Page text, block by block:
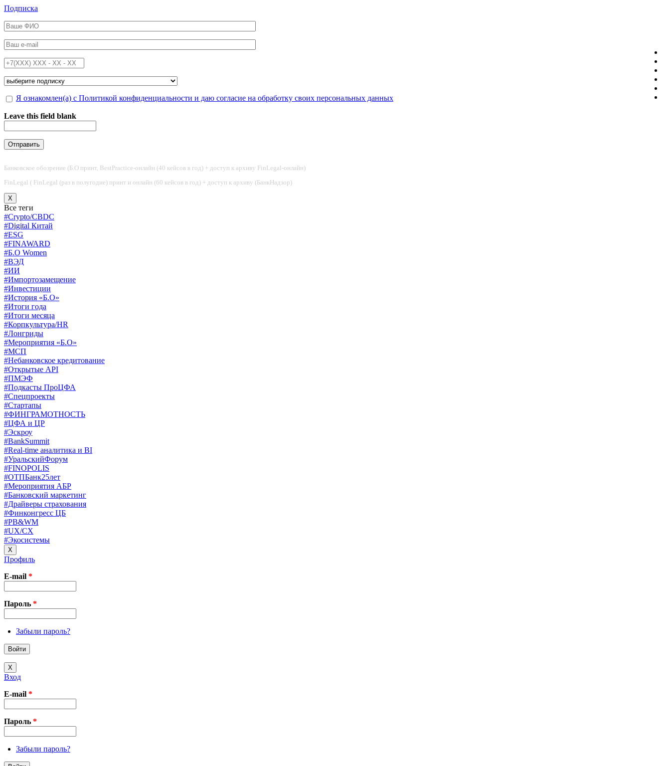
Перейти к основному содержанию
Подписка
ФИО*
Email*
Телефон*
Подписка на*
Обработка персональных данных*
Я ознакомлен(а) с Политикой конфиденциальности и даю согласие на обработку своих персональных данных
Leave this field blank
Банковское обозрение (Б.О принт, BestPractice-онлайн (40 кейсов в год) + доступ к архиву FinLegal-онлайн)
FinLegal ( FinLegal (раз в полугодие) принт и онлайн (60 кейсов в год) + доступ к архиву (БанкНадзор)
X
Все теги
#Crypto/CBDC
#Digital Китай
#ESG
#FINAWARD
#Б.О Women
#ВЭД
#ИИ
#Импортозамещение
#Инвестиции
#История «Б.О»
#Итоги года
#Итоги месяца
#Корпкультура/HR
#Лонгриды
#Мероприятия «Б.О»
#МСП
#Небанковское кредитование
#Открытые API
#ПМЭФ
#Подкасты ПроЦФА
#Спецпроекты
#Стартапы
#ФИНГРАМОТНОСТЬ
#ЦФА и ЦР
#Эскроу
#BankSummit
#Real-time аналитика и BI
#УральскийФорум
#FINOPOLIS
#ОТПБанк25лет
#Мероприятия АБР
#Банковский маркетинг
#Драйверы страхования
#Финконгресс ЦБ
#PB&WM
#UX/CX
#Экосистемы
X
Профиль
E-mail *
Пароль *
Забыли пароль?
X
Вход
E-mail *
Пароль *
Забыли пароль?